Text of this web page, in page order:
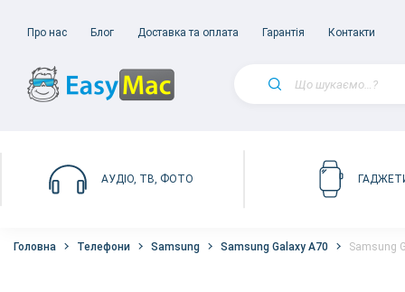
Про нас Блог Доставка та оплата Гарантія Контакти
АУДІО, ТВ, ФОТО
Головна Телефони Samsung Samsung Galaxy A70 Samsung